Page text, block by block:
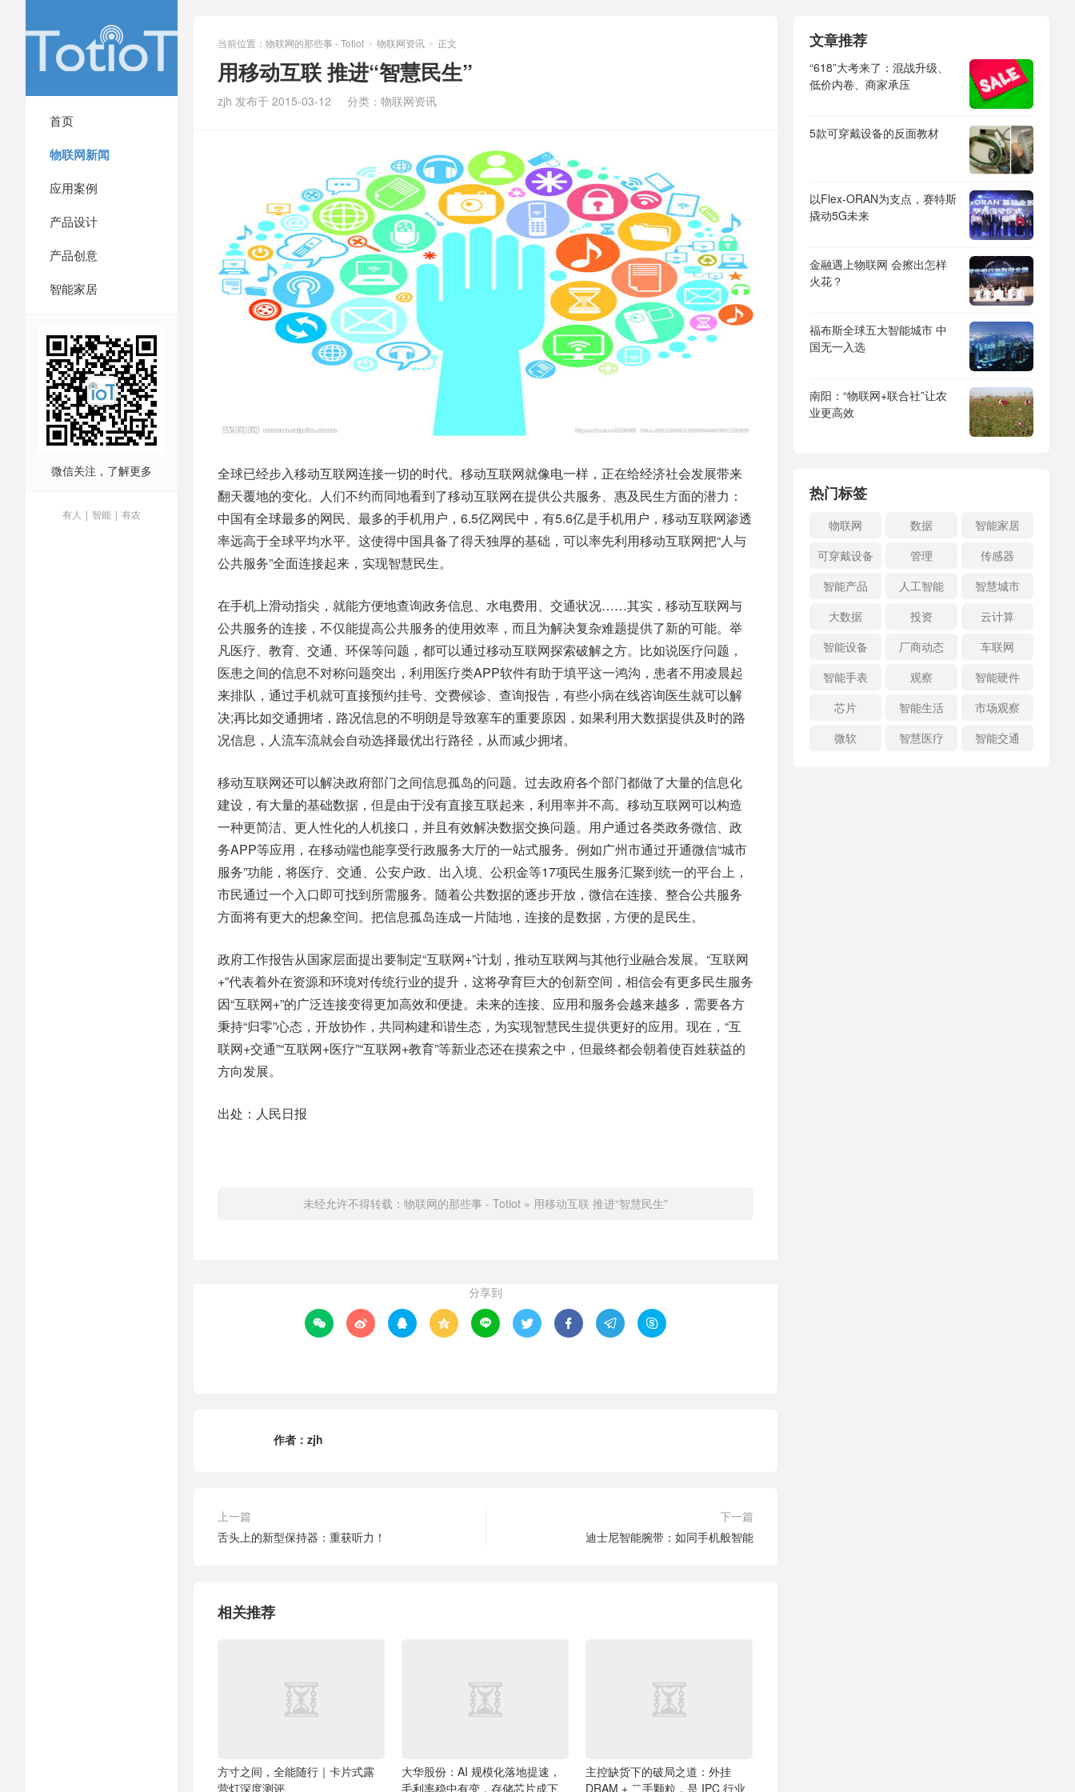
首页
物联网新闻
应用案例
产品设计
产品创意
智能家居
微信关注，了解更多
有人 | 智能 | 有农
当前位置： 物联网的那些事 - Totiot > 物联网资讯 > 正文
用移动互联 推进“智慧民生”
zjh 发布于 2015-03-12 分类： 物联网资讯
全球已经步入移动互联网连接一切的时代。移动互联网就像电一样，正在给经济社会发展带来
翻天覆地的变化。人们不约而同地看到了移动互联网在提供公共服务、惠及民生方面的潜力：
中国有全球最多的网民、最多的手机用户，6.5亿网民中，有5.6亿是手机用户，移动互联网渗透
率远高于全球平均水平。这使得中国具备了得天独厚的基础，可以率先利用移动互联网把“人与
公共服务”全面连接起来，实现智慧民生。
在手机上滑动指尖，就能方便地查询政务信息、水电费用、交通状况……其实，移动互联网与
公共服务的连接，不仅能提高公共服务的使用效率，而且为解决复杂难题提供了新的可能。举
凡医疗、教育、交通、环保等问题，都可以通过移动互联网探索破解之方。比如说医疗问题，
医患之间的信息不对称问题突出，利用医疗类APP软件有助于填平这一鸿沟，患者不用凌晨起
来排队，通过手机就可直接预约挂号、交费候诊、查询报告，有些小病在线咨询医生就可以解
决;再比如交通拥堵，路况信息的不明朗是导致塞车的重要原因，如果利用大数据提供及时的路
况信息，人流车流就会自动选择最优出行路径，从而减少拥堵。
移动互联网还可以解决政府部门之间信息孤岛的问题。过去政府各个部门都做了大量的信息化
建设，有大量的基础数据，但是由于没有直接互联起来，利用率并不高。移动互联网可以构造
一种更简洁、更人性化的人机接口，并且有效解决数据交换问题。用户通过各类政务微信、政
务APP等应用，在移动端也能享受行政服务大厅的一站式服务。例如广州市通过开通微信“城市
服务”功能，将医疗、交通、公安户政、出入境、公积金等17项民生服务汇聚到统一的平台上，
市民通过一个入口即可找到所需服务。随着公共数据的逐步开放，微信在连接、整合公共服务
方面将有更大的想象空间。把信息孤岛连成一片陆地，连接的是数据，方便的是民生。
政府工作报告从国家层面提出要制定“互联网+”计划，推动互联网与其他行业融合发展。“互联网
+”代表着外在资源和环境对传统行业的提升，这将孕育巨大的创新空间，相信会有更多民生服务
因“互联网+”的广泛连接变得更加高效和便捷。未来的连接、应用和服务会越来越多，需要各方
秉持“归零”心态，开放协作，共同构建和谐生态，为实现智慧民生提供更好的应用。现在，“互
联网+交通”“互联网+医疗”“互联网+教育”等新业态还在摸索之中，但最终都会朝着使百姓获益的
方向发展。
出处：人民日报
未经允许不得转载： 物联网的那些事 - Totiot » 用移动互联 推进“智慧民生”
分享到
        
作者： zjh
上一篇
舌头上的新型保持器：重获听力！
下一篇
迪士尼智能腕带：如同手机般智能
相关推荐
方寸之间，全能随行｜卡片式露
营灯深度测评
大华股份：AI 规模化落地提速，
毛利率稳中有变，存储芯片成下
主控缺货下的破局之道：外挂
DRAM + 二手颗粒，是 IPC 行业
文章推荐
“618”大考来了：混战升级、
低价内卷、商家承压
5款可穿戴设备的反面教材
以Flex-ORAN为支点，赛特斯
撬动5G未来
金融遇上物联网 会擦出怎样
火花？
福布斯全球五大智能城市 中
国无一入选
南阳：“物联网+联合社”让农
业更高效
热门标签
物联网 数据
智能家居
可穿戴设备
管理
传感器
智能产品
人工智能
智慧城市
大数据
投资
云计算
智能设备
厂商动态
车联网
智能手表
观察
智能硬件
芯片
智能生活
市场观察
微软
智慧医疗 智能交通